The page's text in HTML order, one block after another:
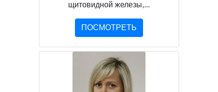
щитовидной железы,...
ПОСМОТРЕТЬ